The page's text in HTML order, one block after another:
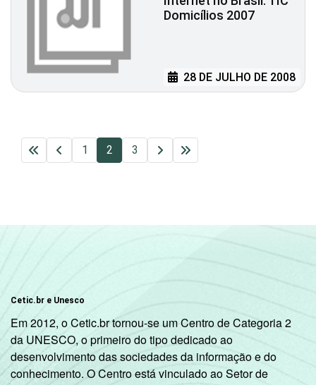
Domicílios 2007
28 DE JULHO DE 2008
1 2 3
Cetic.br e Unesco
Em 2012, o Cetic.br tornou-se um Centro de Categoria 2
da UNESCO, o primeiro do tipo dedicado ao
desenvolvimento das sociedades da informação e do
conhecimento. O Centro está vinculado ao Setor de